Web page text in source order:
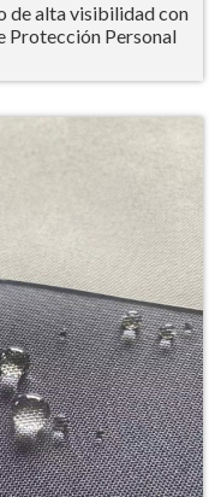
de alta visibilidad con
Protección Personal